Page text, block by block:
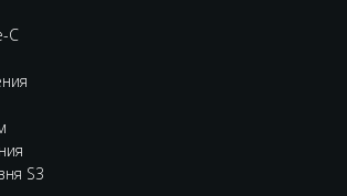
C
S3